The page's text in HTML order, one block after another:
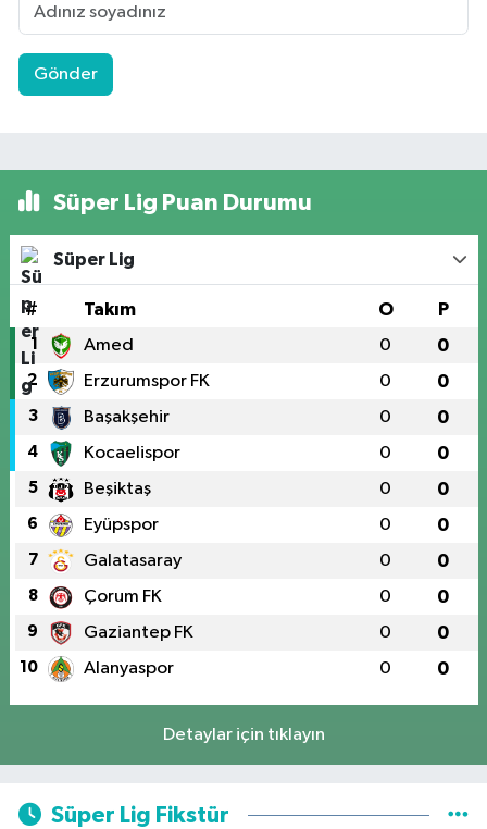
Gönder
Süper Lig Puan Durumu
Süper Lig
# Takım O P
1 Amed 0 0
2 Erzurumspor FK 0 0
3 Başakşehir 0 0
4 Kocaelispor 0 0
5 Beşiktaş 0 0
6 Eyüpspor 0 0
7 Galatasaray 0 0
8 Çorum FK 0 0
9 Gaziantep FK 0 0
10 Alanyaspor 0 0
Detaylar için tıklayın
Süper Lig Fikstür